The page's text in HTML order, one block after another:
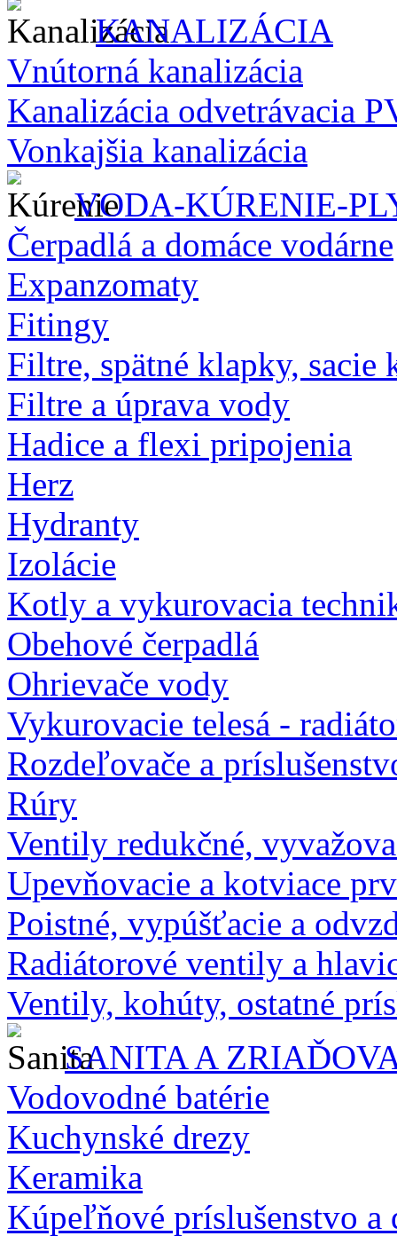
KANALIZÁCIA
Vnútorná kanalizácia
Kanalizácia odvetrávacia
Vonkajšia kanalizácia
VODA-KÚRENIE-
Čerpadlá a domáce vodárne
Expanzomaty
Fitingy
Filtre, spätné klapky, sacie
Filtre a úprava vody
Hadice a flexi pripojenia
Herz
Hydranty
Izolácie
Kotly a vykurovacia
Obehové čerpadlá
Ohrievače vody
Vykurovacie telesá -
Rozdeľovače a
Rúry
Ventily redukčné,
Upevňovacie a kotviace
Poistné, vypúšťacie a
Radiátorové ventily a
Ventily, kohúty, ostatné
SANITA A
Vodovodné batérie
Kuchynské drezy
Keramika
Kúpeľňové príslušenstvo a